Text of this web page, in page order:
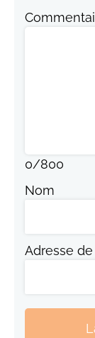
0/800
Nom
Adresse